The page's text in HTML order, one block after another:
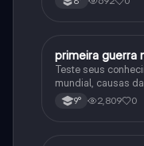
História
primeira guerra
Teste seus
mundial, causas
consequências da
primeira guerra
9° 2,809 0